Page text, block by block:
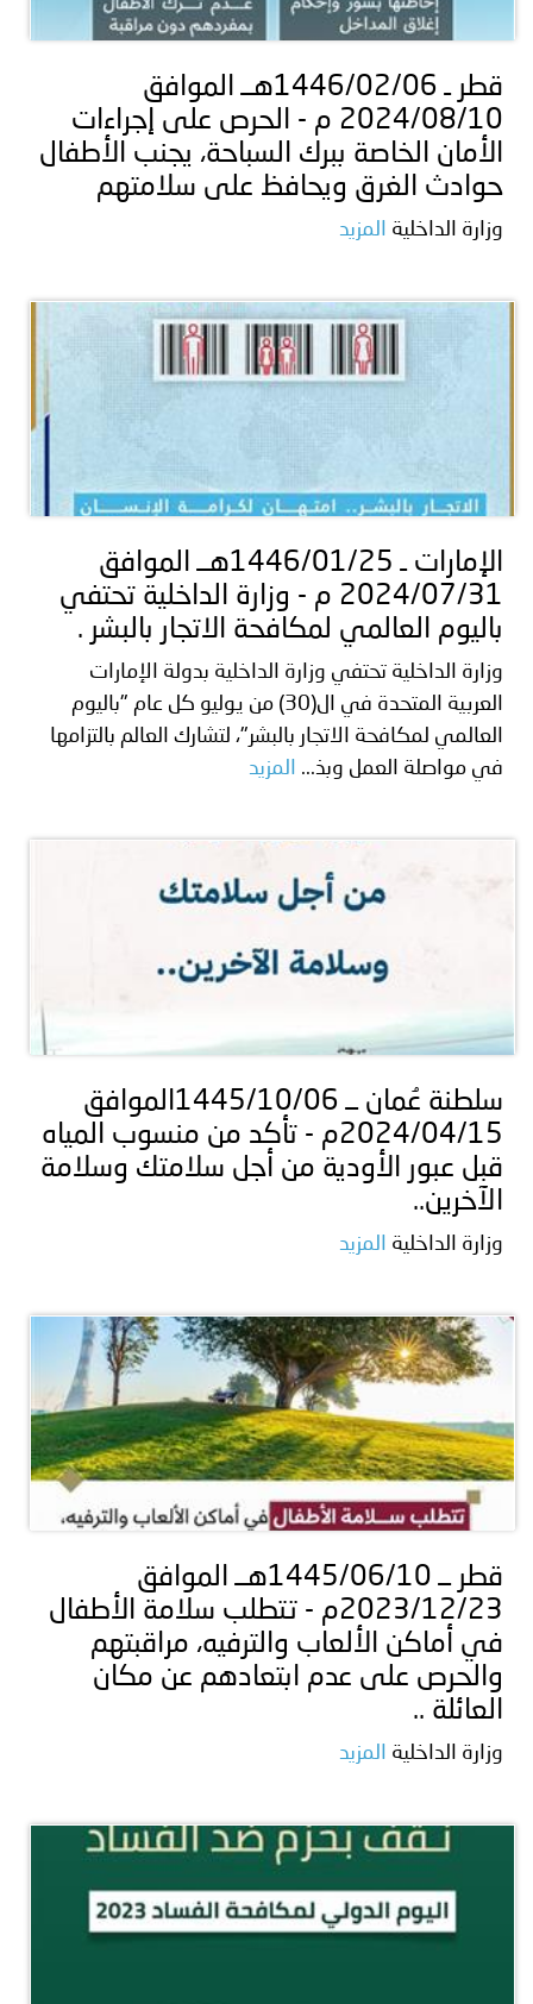
إنجازات
توعوية
الخدمات
الإلكترونية
صور
وفيديو
مجلة
أصداء
الأمانة
إعلانات
من
قطر ـ 1446/02/06هــ الموافق
2024/08/10 م - الحرص على إجراءات
الأمان الخاصة ببرك السباحة، يجنب الأطفال
حوادث الغرق ويحافظ على سلامتهم
وزارة الداخلية المزيد
الإمارات ـ 1446/01/25هــ الموافق
2024/07/31 م - وزارة الداخلية تحتفي
باليوم العالمي لمكافحة الاتجار بالبشر .
وزارة الداخلية تحتفي وزارة الداخلية بدولة الإمارات
العربية المتحدة في ال(30) من يوليو كل عام "باليوم
العالمي لمكافحة الاتجار بالبشر"، لتشارك العالم بالتزامها
في مواصلة العمل وبذ...
المزيد
سلطنة عُمان ــ 1445/10/06الموافق
2024/04/15م - تأكد من منسوب المياه
قبل عبور الأودية من أجل سلامتك وسلامة
الآخرين..
وزارة الداخلية المزيد
قطر ــ 1445/06/10هــ الموافق
2023/12/23م - تتطلب سلامة الأطفال
في أماكن الألعاب والترفيه، مراقبتهم
والحرص على عدم ابتعادهم عن مكان
العائلة ..
وزارة الداخلية المزيد